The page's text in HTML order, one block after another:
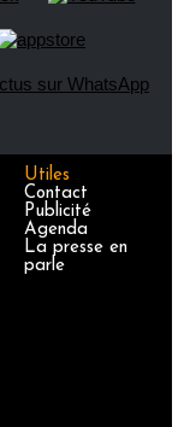
Utiles
Contact
Publicité
Agenda
La presse en
parle